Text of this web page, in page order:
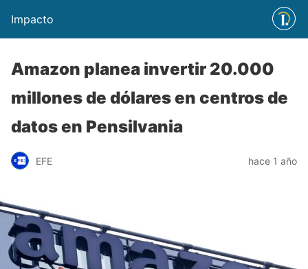
Impacto
Amazon planea invertir 20.000
millones de dólares en centros de
datos en Pensilvania
EFE hace 1 año